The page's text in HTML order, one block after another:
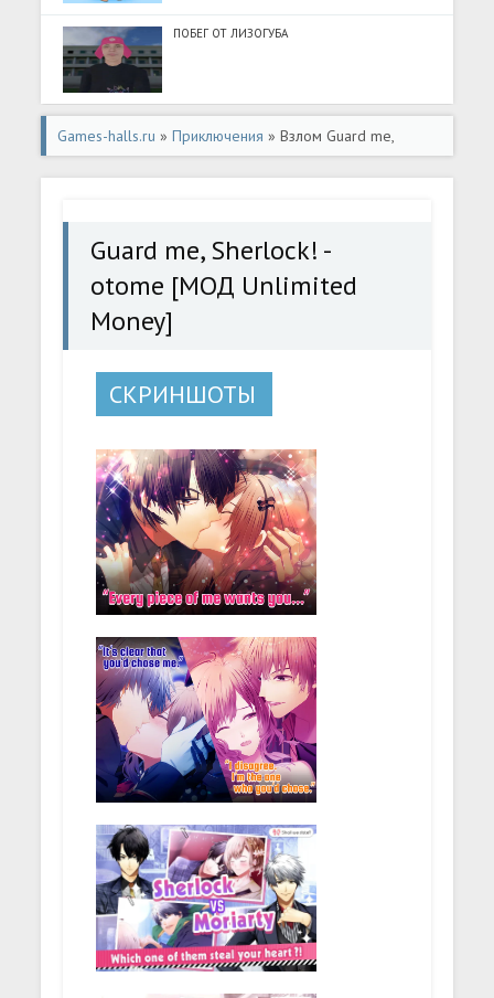
ПОБЕГ ОТ ЛИЗОГУБА
Games-halls.ru »Приключения » Взлом Guard me,
Sherlock! - otome [МОД Unlimited Money] - полная
Guard me, Sherlock! -
otome [МОД Unlimited
Money]
СКРИНШОТЫ